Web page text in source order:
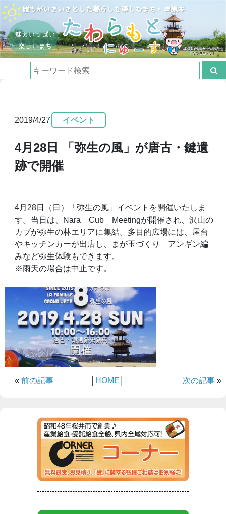
2019/4/27 イベント
4月28日 「弥生の風」が唐古・鍵遺
跡で開催
4月28日（日）「弥生の風」イベントを開催いたしま
す。当日は、Nara Cub Meetingが開催され、沢山の
カブが弥生の林エリアに集結。多目的広場には、屋台
やキッチンカーが出店し、まが玉づくり アンギン編
みなど弥生体験もできます。
※雨天の場合は中止です。
« 前の記事 HOME 次の記事 »